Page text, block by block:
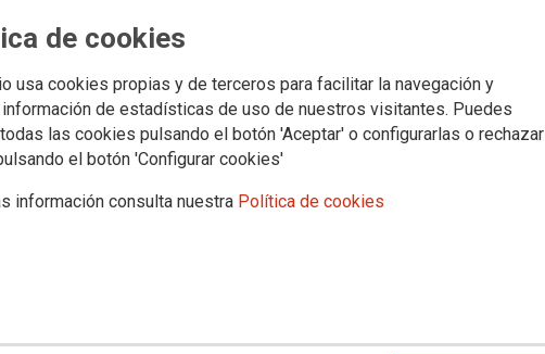
de cookies
usa cookies propias y de terceros para facilitar la navegación y
de estadísticas de uso de nuestros visitantes. Puedes
las cookies pulsando el botón 'Aceptar' o configurarlas o rechazar
el botón 'Configurar cookies'
información consulta nuestra Política de cookies
que construeix
de Dona i Igualtat de CCOO Comarques del Nord.
la veu per a celebrar els avanços aconseguits i,
encara està per conquistar.